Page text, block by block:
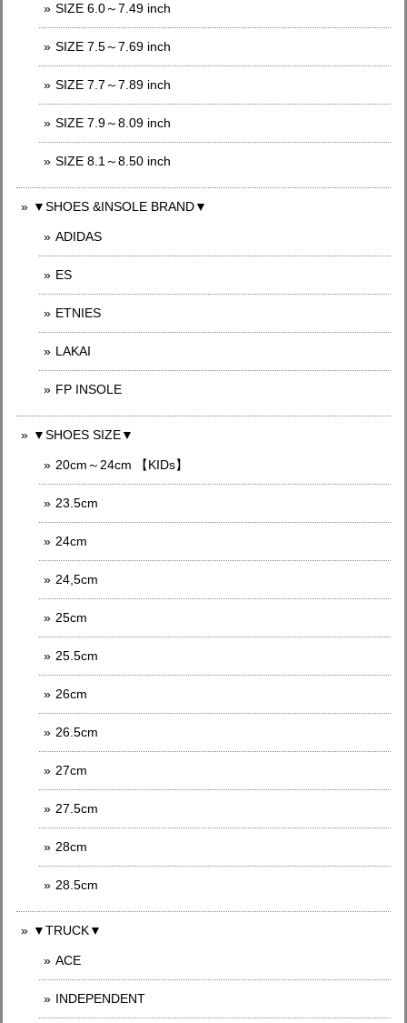
SIZE 6.0～7.49 inch
SIZE 7.5～7.69 inch
SIZE 7.7～7.89 inch
SIZE 7.9～8.09 inch
SIZE 8.1～8.50 inch
▼SHOES &INSOLE BRAND▼
ADIDAS
ES
ETNIES
LAKAI
FP INSOLE
▼SHOES SIZE▼
20cm～24cm 【KIDs】
23.5cm
24cm
24,5cm
25cm
25.5cm
26cm
26.5cm
27cm
27.5cm
28cm
28.5cm
▼TRUCK▼
ACE
INDEPENDENT